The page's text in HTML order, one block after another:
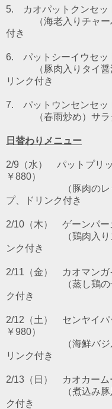
5. カオパットクンセッ
（海老入りチャーハ
付き
6. パットシーイウセ
（豚肉入りタイ醤油
リンク付き
7. パットウンセンセ
（春雨炒め）サラダ
日替わりメニュー
2/9（水） パットプリ
￥880）
（豚肉のレッド
プ、ドリンク付き
2/10（木） ゲーンパー
（鶏肉入りスパイ
ンク付き
2/11（金） カオマンガ
（蒸し鶏のせご飯
ク付き
2/12（土） センヤイ
￥980）
（海鮮バジル焼き
リンク付き
2/13（日） カオカーム
（煮込み豚足ご飯
ク付き